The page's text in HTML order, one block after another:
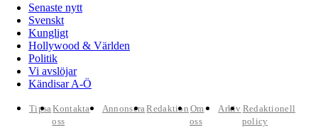
Senaste nytt
Svenskt
Kungligt
Hollywood & Världen
Politik
Vi avslöjar
Kändisar A-Ö
TipsaKontakta
oss
AnnonseraRedaktion Om
oss
Arkiv Redaktionell
policy